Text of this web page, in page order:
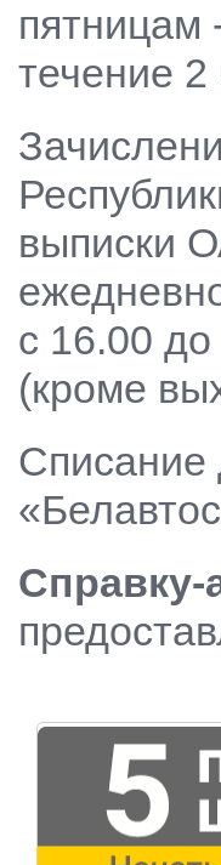
пятницам
течение 2
выписки
с 16.00
(кроме
Списание
Справку-